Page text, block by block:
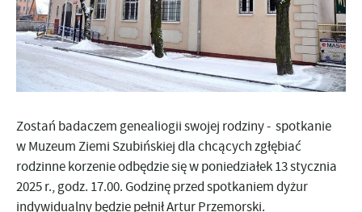
Zostań badaczem genealiogii swojej rodziny - spotkanie
w Muzeum Ziemi Szubińskiej dla chcących zgłębiać
rodzinne korzenie odbędzie się w poniedziałek 13 stycznia
2025 r., godz. 17.00. Godzinę przed spotkaniem dyżur
indywidualny będzie pełnił Artur Przemorski.